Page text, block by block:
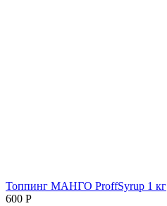
Топпинг МАНГО ProffSyrup 1 кг
600 Р